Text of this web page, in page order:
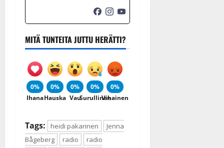
MITÄ TUNTEITA JUTTU HERÄTTI?
0%
Ihana
0%
Hauska
0%
Vau
0%
Surullinen
0%
Vihainen
Tags: heidi pakarinen
Jenna
Bågeberg
radio
radio